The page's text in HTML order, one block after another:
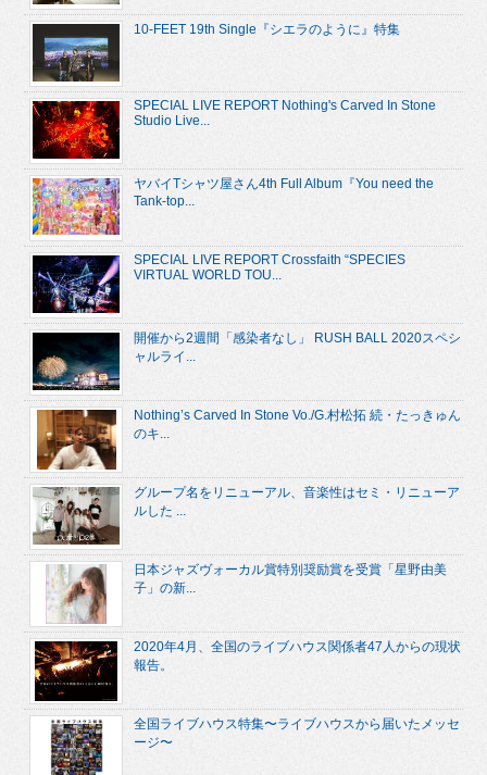
10-FEET 19th Single『シエラのように』特集
SPECIAL LIVE REPORT Nothing's Carved In Stone
Studio Live...
ヤバイTシャツ屋さん4th Full Album『You need the
Tank-top...
SPECIAL LIVE REPORT Crossfaith “SPECIES
VIRTUAL WORLD TOU...
開催から2週間「感染者なし」 RUSH BALL 2020スペシ
ャルライ...
Nothing’s Carved In Stone Vo./G.村松拓 続・たっきゅん
のキ...
グループ名をリニューアル、音楽性はセミ・リニューア
ルした ...
日本ジャズヴォーカル賞特別奨励賞を受賞「星野由美
子」の新...
2020年4月、全国のライブハウス関係者47人からの現状
報告。
全国ライブハウス特集〜ライブハウスから届いたメッセ
ージ〜